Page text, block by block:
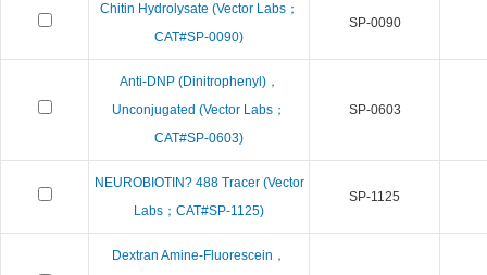
Chitin Hydrolysate (Vector Labs；
CAT#SP-0090)
SP-0090
Anti-DNP (Dinitrophenyl)，
Unconjugated (Vector Labs；
CAT#SP-0603)
SP-0603
NEUROBIOTIN? 488 Tracer (Vector
Labs；CAT#SP-1125)
SP-1125
Dextran Amine-Fluorescein，